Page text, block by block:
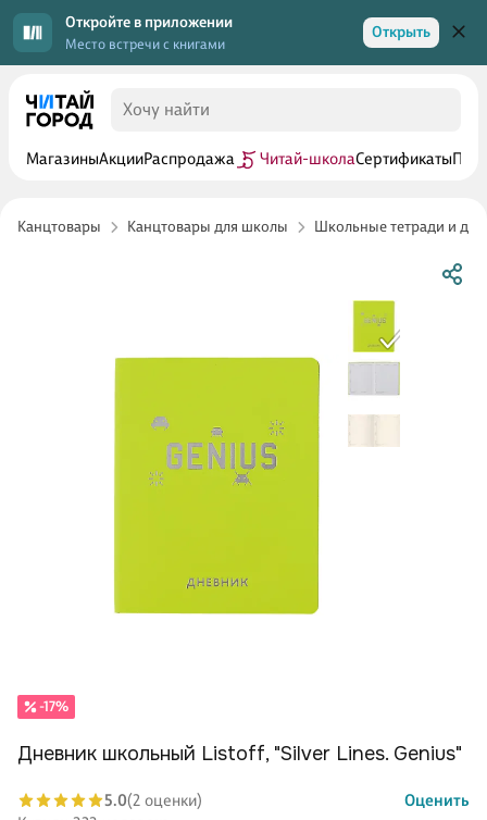
Откройте в приложении
Место встречи с книгами
Открыть
МагазиныАкцииРаспродажа Читай-школаСертификаты
Канцтовары Канцтовары для школы Школьные тетради и
-17%
Дневник школьный Listoff, "Silver Lines. Genius"
5.0(2 оценки)
Оценить